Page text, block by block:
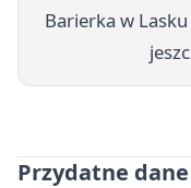
Barierka w
Przydatne